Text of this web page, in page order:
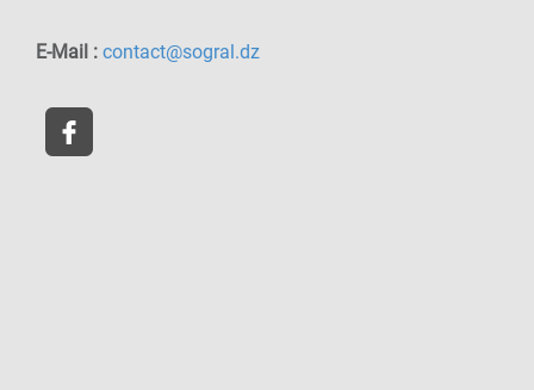
E-Mail : contact@sogral.dz